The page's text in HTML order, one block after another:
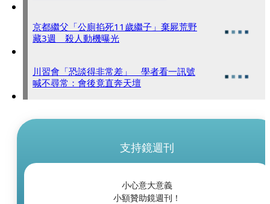
京都繼父「公廁掐死11歲繼子」棄屍荒野
藏3週 殺人動機曝光
川習會「恐談得非常差」 學者看一訊號
喊不尋常：會後竟直奔天壇
支持鏡週刊
小心意大意義
小額贊助鏡週刊！